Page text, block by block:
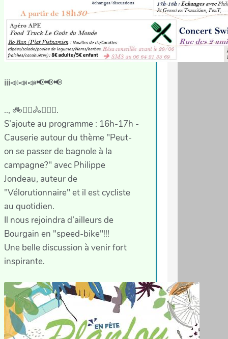
ℹ️ℹ️ℹ️📣📣📣📢📢📢
.., 🚲🚴‍♀️🚴🚴🏻‍♂️.
S’ajoute au programme : 16h-17h -
Causerie autour du thème "Peut-
on se passer de bagnole à la
campagne?" avec Philippe
Jondeau, auteur de
"Vélorutionnaire" et il est cycliste
au quotidien.
Il nous rejoindra d’ailleurs de
Bourgain en "speed-bike"!!!
Une belle discussion à venir fort
inspirante.